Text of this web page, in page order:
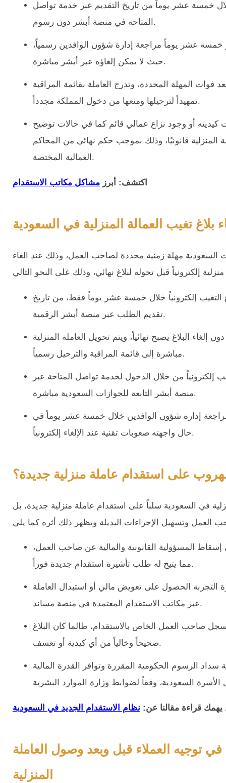
خلال خمسة عشر يوماً من تاريخ التقديم عبر خدمة تواصل
المتاحة في منصة أبشر دون رسوم.
خمسة عشر يوماً مراجعة إدارة شؤون الوافدين رسمياً،
حيث لا يمكن إلغاؤه عبر أبشر مباشرة.
فوات المهلة المحددة، وتدرج العاملة بقائمة المراقبة
تمهيداً لترحيلها ومنعها من دخول المملكة مجدداً.
كيديته أو وجود نزاع عمالي قائم كما في حالات توضيح
المنزلية قانونيًا، وذلك بموجب حكم نهائي من المحاكم
العمالية المختصة.
اكتشف: أبرز مشاكل مكاتب الاستقدام
بلاغ تغيب العمالة المنزلية في السعودية
السعودية مهلة زمنية محددة لصاحب العمل، وذلك عند الغاء
التغيب إلكترونياً خلال خمسة عشر يوماً فقط، من تاريخ
تقديم الطلب عبر منصة أبشر الرقمية.
البلاغ يصبح نهائياً، ويتم تحويل العاملة المنزلية
مباشرة إلى قائمة المراقبة والترحيل رسمياً.
إلكترونياً من خلال الدخول لخدمة تواصل المتاحة عبر
منصة أبشر التابعة للجوازات السعودية مباشرة.
إدارة شؤون الوافدين خلال خمسة عشر يوماً في
حال واجهته صعوبات تقنية عند الإلغاء إلكترونياً.
على استقدام عاملة منزلية جديدة؟
في السعودية سلباً على استقدام عاملة منزلية جديدة، بل
المسؤولية القانونية والمالية عن صاحب العمل،
مما يتيح له طلب تأشيرة استقدام جديدة فوراً.
التجربة الحصول على تعويض مالي أو استبدال العاملة
عبر مكاتب الاستقدام المعتمدة في منصة مساند.
سجل صاحب العمل الخاص بالاستقدام، طالما كان البلاغ
صحيحاً وخالياً من أي كيدية أو تعسف.
سداد الرسوم الحكومية المقررة وتوافر القدرة المالية
يهمك قراءة مقالنا عن: نظام الاستقدام الجديد في السعودية
في توجيه العملاء قبل وبعد وصول العاملة
المنزلية